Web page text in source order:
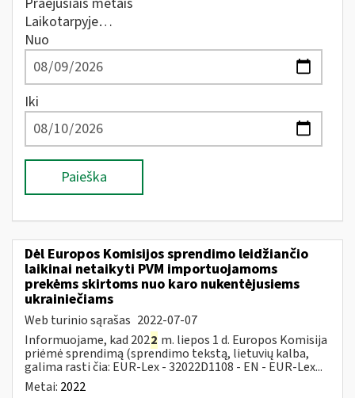
Laikotarpyje…
Nuo
Iki
Paieška
Dėl Europos Komisijos sprendimo leidžiančio
laikinai netaikyti PVM importuojamoms
prekėms skirtoms nuo karo nukentėjusiems
ukrainiečiams
Web turinio sąrašas 2022-07-07
Informuojame, kad 2022 m. liepos 1 d. Europos Komisija
priėmė sprendimą (sprendimo tekstą, lietuvių kalba,
galima rasti čia: EUR-Lex - 32022D1108 - EN - EUR-Lex...
Metai: 2022